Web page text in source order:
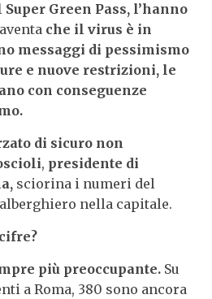
Green Pass, l’hanno
che il virus è in
messaggi di pessimismo
e nuove restrizioni, le
con conseguenze
di sicuro non
, presidente di
sciorina i numeri del
nella capitale.
più preoccupante. Su
a Roma, 380 sono ancora